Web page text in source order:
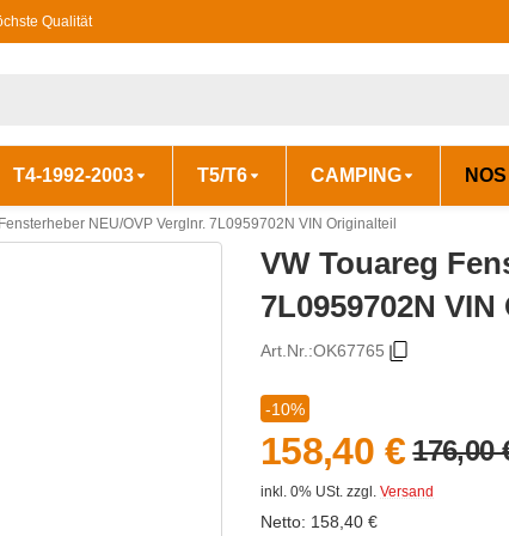
Qualität
T4-1992-2003 T5/T6 CAMPING NOS
NEU/OVP Verglnr. 7L0959702N VIN Originalteil
VW Touareg
7L0959702N
Art.Nr.:OK67765
-10%
158,40 € 176,00
inkl. 0% USt. zzgl. Versand
Netto: 158,40 €